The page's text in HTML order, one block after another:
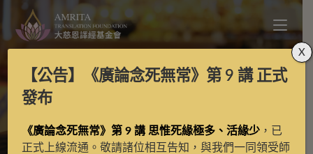
> 月光藏 > 譯場檀越名錄 > 第3頁
【公告】 《廣論念死無常》第 9 講正式
發布
《廣論念死無常》第 9 講 思惟死緣極多、活緣少 ，已
正式上線流通。敬請諸位相互告知，與我們一同領受師
X